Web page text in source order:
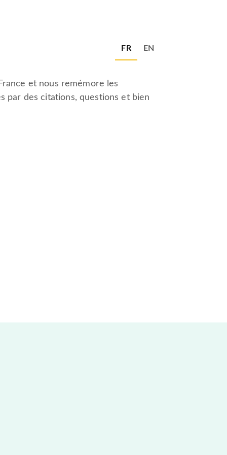
FR EN
et nous remémore les
par des citations, questions et bien